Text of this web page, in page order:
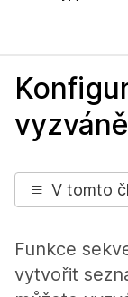
V tomto
Funkce
vytvořit